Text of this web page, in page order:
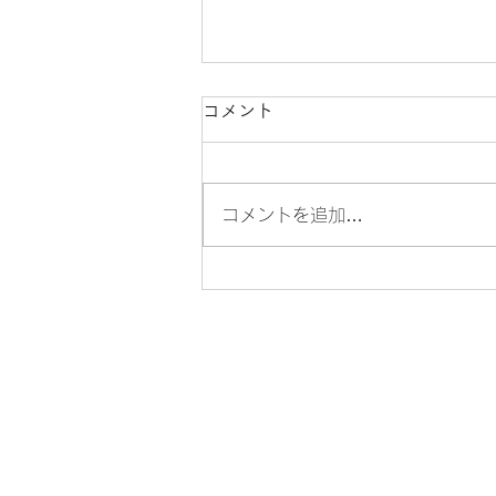
懐かしい、横浜駅周辺の風景
コメント
コメントを追加…